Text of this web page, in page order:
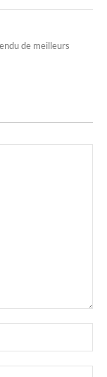
de meilleurs